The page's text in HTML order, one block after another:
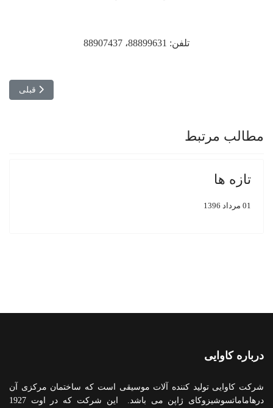
تلفن: 88899631، 88907437
مطلب قبلی:
قبلی
مطالب مرتبط
تازه ها
01 مرداد 1396
درباره کاوایی
شرکت کاوایی تولید کننده آلات موسیقی است که ساختمان مرکزی آن
درهاماماتسوشیزوکای ژاپن می باشد. این شرکت که در اوت 1927